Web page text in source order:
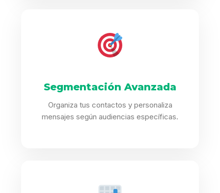
Segmentación Avanzada
Organiza tus contactos y personaliza
mensajes según audiencias específicas.